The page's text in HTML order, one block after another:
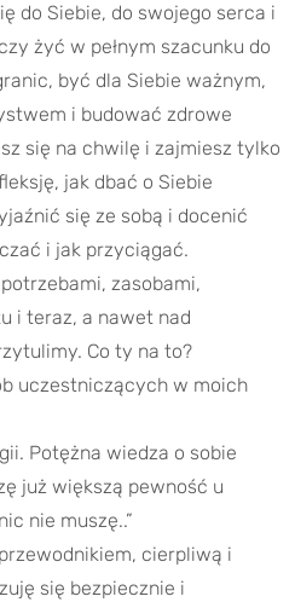
do Siebie, do swojego serca i
żyć w pełnym szacunku do
być dla Siebie ważnym,
i budować zdrowe
się na chwilę i zajmiesz tylko
jak dbać o Siebie
się ze sobą i docenić
i jak przyciągać.
zasobami,
i teraz, a nawet nad
Co ty na to?
uczestniczących w moich
Potężna wiedza o sobie
już większą pewność u
nie muszę..”
cierpliwą i
się bezpiecznie i